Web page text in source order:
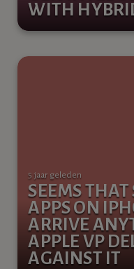
WITH
SEEMS
APPS ON
ARRIVE
APPLE VP
AGAINST IT
5 jaar geleden